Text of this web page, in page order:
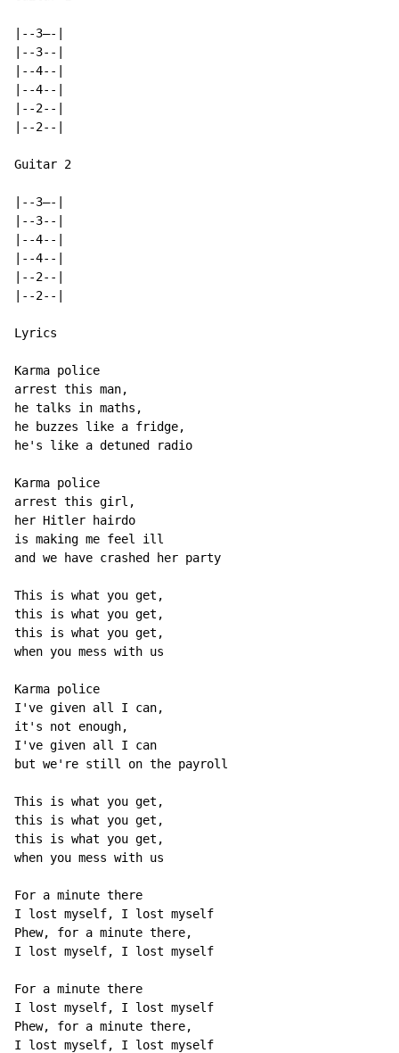
|--3—-|
|--3--|
|--4--|
|--4--|
|--2--|
|--2--|
Guitar 2
|--3—-|
|--3--|
|--4--|
|--4--|
|--2--|
|--2--|
Lyrics
Karma police
arrest this man,
he talks in maths,
he buzzes like a fridge,
he's like a detuned radio
Karma police
arrest this girl,
her Hitler hairdo
is making me feel ill
and we have crashed her party
This is what you get,
this is what you get,
this is what you get,
when you mess with us
Karma police
I've given all I can,
it's not enough,
I've given all I can
but we're still on the payroll
This is what you get,
this is what you get,
this is what you get,
when you mess with us
For a minute there
I lost myself, I lost myself
Phew, for a minute there,
I lost myself, I lost myself
For a minute there
I lost myself, I lost myself
Phew, for a minute there,
I lost myself, I lost myself